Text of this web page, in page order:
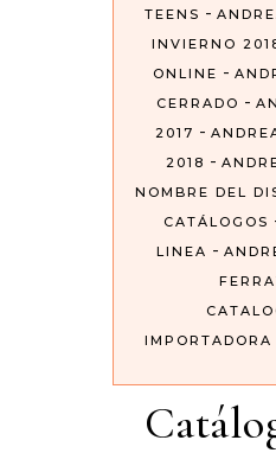
TEENS -
INVIERNO
ONLINE -
CERRADO -
2017 -
2018 -
NOMBRE DEL
CATÁLOGOS
LINEA -
IMPORTADORA